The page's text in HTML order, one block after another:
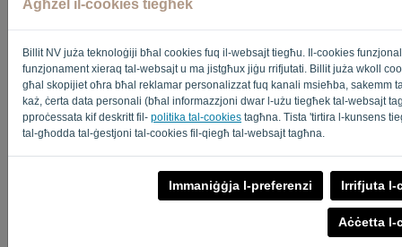
Agħżel il-cookies tiegħek
Billit NV juża teknoloġiji bħal cookies fuq il-websajt tiegħu. Il-cookies
funzjonament xieraq tal-websajt u ma jistgħux jiġu rrifjutati. Billit juża wkoll
għal skopijiet oħra bħal reklamar personalizzat fuq kanali msieħba, sakemm
każ, ċerta data personali (bħal informazzjoni dwar l-użu tiegħek tal-websajt
pproċessata kif deskritt fil- politika tal-cookies tagħna. Tista 'tirtira l-kunsens
tal-għodda tal-ġestjoni tal-cookies fil-qiegħ tal-websajt tagħna.
Immaniġġja l-preferenzi Irrifjuta l-
Aċċetta l-